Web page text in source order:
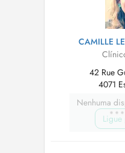
CAMILLE
42 Rue
4071
Nenhuma